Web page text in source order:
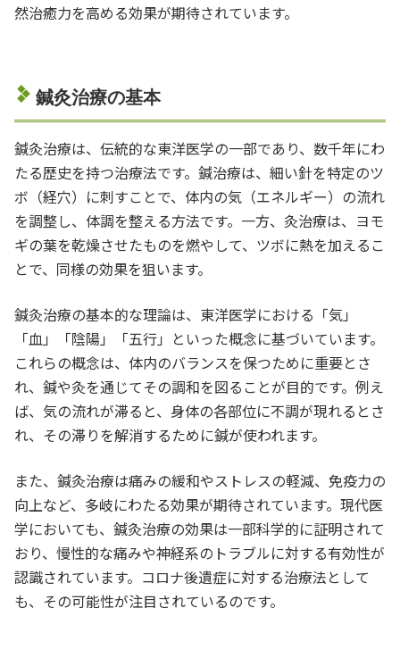
然治癒力を高める効果が期待されています。
鍼灸治療の基本
鍼灸治療は、伝統的な東洋医学の一部であり、数千年にわ
たる歴史を持つ治療法です。鍼治療は、細い針を特定のツ
ボ（経穴）に刺すことで、体内の気（エネルギー）の流れ
を調整し、体調を整える方法です。一方、灸治療は、ヨモ
ギの葉を乾燥させたものを燃やして、ツボに熱を加えるこ
とで、同様の効果を狙います。
鍼灸治療の基本的な理論は、東洋医学における「気」
「血」「陰陽」「五行」といった概念に基づいています。
これらの概念は、体内のバランスを保つために重要とさ
れ、鍼や灸を通じてその調和を図ることが目的です。例え
ば、気の流れが滞ると、身体の各部位に不調が現れるとさ
れ、その滞りを解消するために鍼が使われます。
また、鍼灸治療は痛みの緩和やストレスの軽減、免疫力の
向上など、多岐にわたる効果が期待されています。現代医
学においても、鍼灸治療の効果は一部科学的に証明されて
おり、慢性的な痛みや神経系のトラブルに対する有効性が
認識されています。コロナ後遺症に対する治療法として
も、その可能性が注目されているのです。